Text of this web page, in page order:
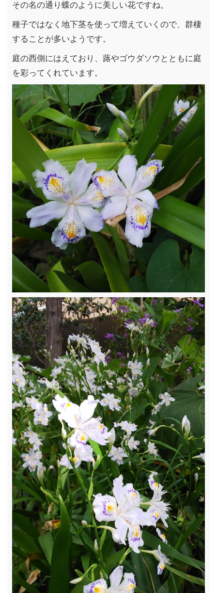
その名の通り蝶のように美しい花ですね。
種子ではなく地下茎を使って増えていくので、群棲
することが多いようです。
庭の西側にはえており、蕗やゴウダソウとともに庭
を彩ってくれています。